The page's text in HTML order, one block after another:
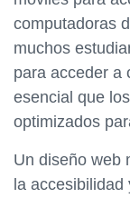
computadoras
muchos
para acceder a
esencial que
optimizados
Un diseño web
la accesibilidad